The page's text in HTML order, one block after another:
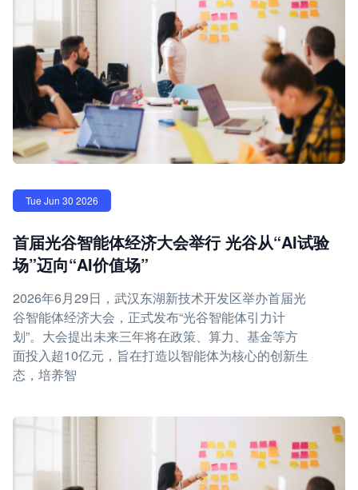
Tue Jun 30 2026
首届光谷智能体经济大会举行 光谷从“AI试验
场”迈向“AI价值场”
2026年6月29日，武汉东湖新技术开发区举办首届光
谷智能体经济大会，正式发布“光谷智能体引力计
划”。大会提出未来三年将在政策、算力、基金等方
面投入超10亿元，旨在打造以智能体为核心的创新生
态，培养智